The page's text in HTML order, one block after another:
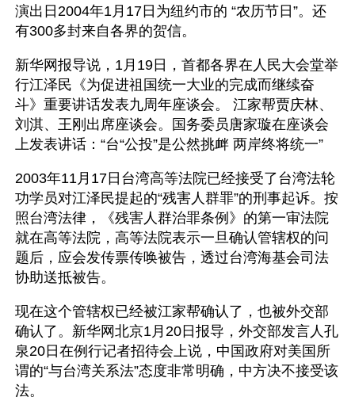
演出日2004年1月17日为纽约市的 “农历节日”。还
有300多封来自各界的贺信。
新华网报导说，1月19日，首都各界在人民大会堂举
行江泽民《为促进祖国统一大业的完成而继续奋
斗》重要讲话发表九周年座谈会。 江家帮贾庆林、
刘淇、王刚出席座谈会。国务委员唐家璇在座谈会
上发表讲话：“台“公投”是公然挑衅 两岸终将统一”
2003年11月17日台湾高等法院已经接受了台湾法轮
功学员对江泽民提起的“残害人群罪”的刑事起诉。按
照台湾法律，《残害人群治罪条例》的第一审法院
就在高等法院，高等法院表示一旦确认管辖权的问
题后，应会发传票传唤被告，透过台湾海基会司法
协助送抵被告。
现在这个管辖权已经被江家帮确认了，也被外交部
确认了。新华网北京1月20日报导，外交部发言人孔
泉20日在例行记者招待会上说，中国政府对美国所
谓的“与台湾关系法”态度非常明确，中方决不接受该
法。